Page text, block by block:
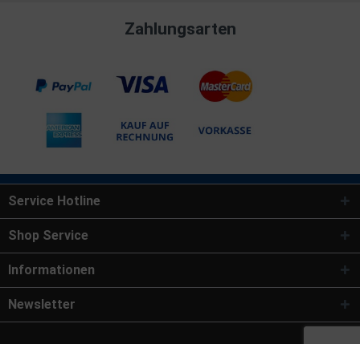
Zahlungsarten
Service Hotline
Shop Service
Informationen
Newsletter